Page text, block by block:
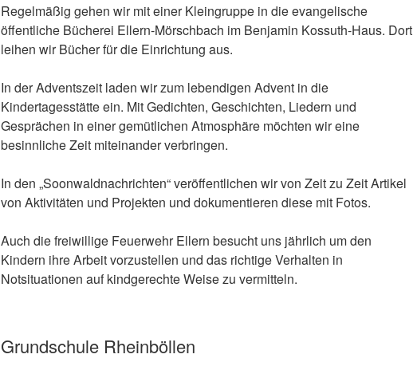
Regelmäßig gehen wir mit einer Kleingruppe in die evangelische
öffentliche Bücherei Ellern-Mörschbach im Benjamin Kossuth-Haus. Dort
leihen wir Bücher für die Einrichtung aus.
In der Adventszeit laden wir zum lebendigen Advent in die
Kindertagesstätte ein. Mit Gedichten, Geschichten, Liedern und
Gesprächen in einer gemütlichen Atmosphäre möchten wir eine
besinnliche Zeit miteinander verbringen.
In den „Soonwaldnachrichten“ veröffentlichen wir von Zeit zu Zeit Artikel
von Aktivitäten und Projekten und dokumentieren diese mit Fotos.
Auch die freiwillige Feuerwehr Ellern besucht uns jährlich um den
Kindern ihre Arbeit vorzustellen und das richtige Verhalten in
Notsituationen auf kindgerechte Weise zu vermitteln.
Grundschule Rheinböllen